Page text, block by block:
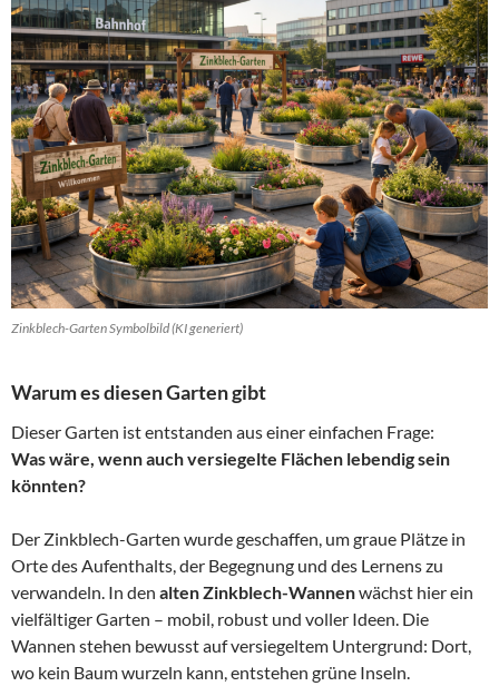
Zinkblech-Garten Symbolbild (KI generiert)
Warum es diesen Garten gibt
Dieser Garten ist entstanden aus einer einfachen Frage:
Was wäre, wenn auch versiegelte Flächen lebendig sein
könnten?
Der Zinkblech-Garten wurde geschaffen, um graue Plätze in
Orte des Aufenthalts, der Begegnung und des Lernens zu
verwandeln. In den alten Zinkblech-Wannenwächst hier ein
vielfältiger Garten – mobil, robust und voller Ideen. Die
Wannen stehen bewusst auf versiegeltem Untergrund: Dort,
wo kein Baum wurzeln kann, entstehen grüne Inseln.